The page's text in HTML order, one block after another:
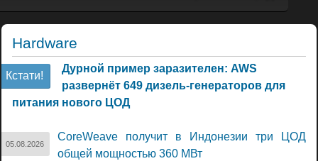
Hardware
Кстати!
Дурной пример заразителен: AWS
развернёт 649 дизель-генераторов для
питания нового ЦОД
05.08.2026
CoreWeave получит в Индонезии три ЦОД
общей мощностью 360 МВт